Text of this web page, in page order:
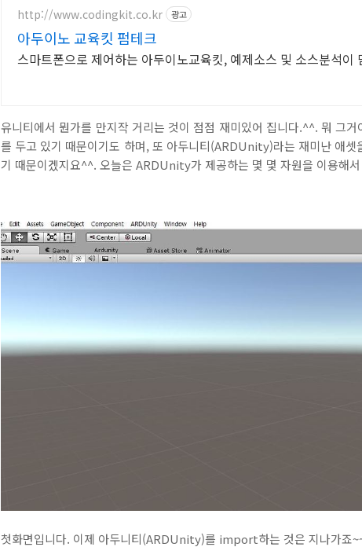
http://www.codingkit.co.kr 광고
아두이노 교육킷 펌테크
스마트폰으로 제어하는 아두이노교육킷, 예제소스 및 소스분석이
유니티에서 뭔가를 만지작 거리는 것이 점점 재미있어 집니다.^^. 뭐 그
를 두고 있기 때문이기도 하며, 또 아두니티(ARDUnity)라는 재미난 애
기 때문이겠지요^^. 오늘은 ARDUnity가 제공하는 몇 몇 자원을 이용해
첫화면입니다. 이제 아두니티(ARDUnity)를 import하는 것은 지나가